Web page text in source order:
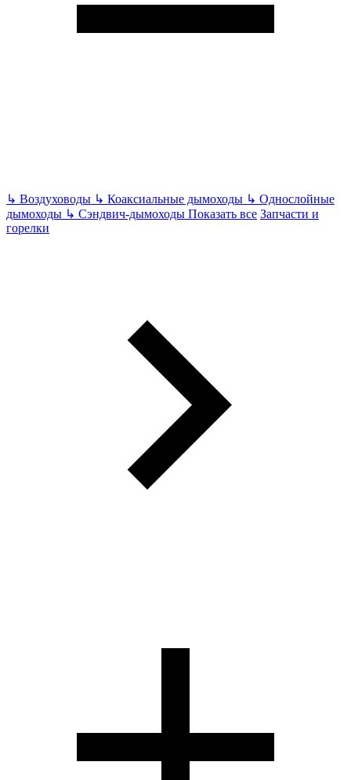
↳ Воздуховоды ↳ Коаксиальные дымоходы ↳ Однослойные
дымоходы ↳ Сэндвич-дымоходы Показать все Запчасти и
горелки